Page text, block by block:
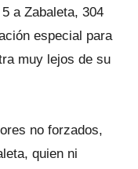
a Zabaleta, 304
especial para
muy lejos de su
no forzados,
quien ni